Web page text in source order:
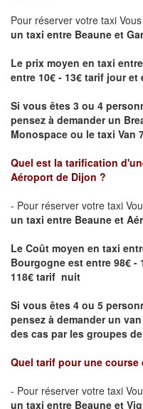
Pour réserver votre taxi
un taxi entre Beaune et
Le prix moyen en taxi
entre 10€ - 13€ tarif jour
Si vous êtes 3 ou 4
pensez à demander un
Monospace ou le taxi Van
Quel est la tarification
Aéroport de Dijon ?
- Pour réserver votre taxi
un taxi entre Beaune et
Le Coût moyen en taxi
Bourgogne est entre 98€ -
118€ tarif nuit
Si vous êtes 4 ou 5
pensez à demander un
des cas par les groupes
Quel tarif pour une course
- Pour réserver votre taxi
un taxi entre Beaune et